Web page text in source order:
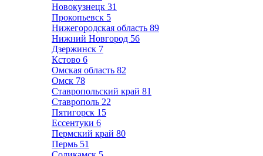
Новокузнецк 31
Прокопьевск 5
Нижегородская область 89
Нижний Новгород 56
Дзержинск 7
Кстово 6
Омская область 82
Омск 78
Ставропольский край 81
Ставрополь 22
Пятигорск 15
Ессентуки 6
Пермский край 80
Пермь 51